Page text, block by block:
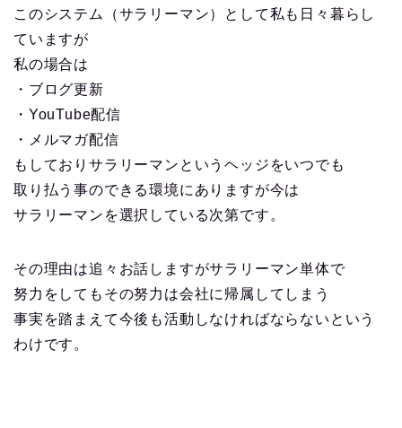
このシステム（サラリーマン）として私も日々暮らし
ていますが
私の場合は
・ブログ更新
・YouTube配信
・メルマガ配信
もしておりサラリーマンというヘッジをいつでも
取り払う事のできる環境にありますが今は
サラリーマンを選択している次第です。
その理由は追々お話しますがサラリーマン単体で
努力をしてもその努力は会社に帰属してしまう
事実を踏まえて今後も活動しなければならないという
わけです。